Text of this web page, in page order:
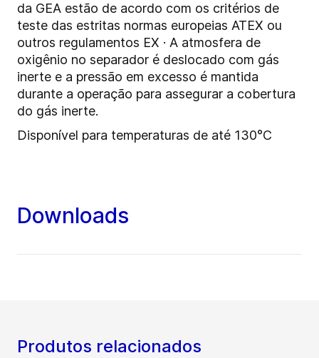
da GEA estão de acordo com os critérios de
teste das estritas normas europeias ATEX ou
outros regulamentos EX · A atmosfera de
oxigênio no separador é deslocado com gás
inerte e a pressão em excesso é mantida
durante a operação para assegurar a cobertura
do gás inerte.
Disponível para temperaturas de até 130°C
Downloads
Produtos relacionados